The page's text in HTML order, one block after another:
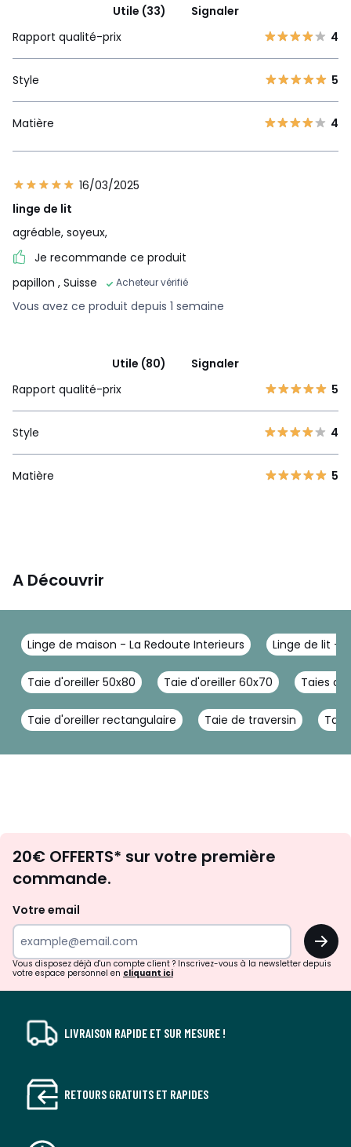
Utile (33)
Signaler
Rapport qualité-prix
4
Style 5
Matière 4
16/03/2025
linge de lit
agréable, soyeux,
Je recommande ce produit
papillon , Suisse Acheteur vérifié
Vous avez ce produit depuis 1 semaine
Utile (80)
Signaler
Rapport qualité-prix
5
Style 4
Matière 5
A Découvrir
Linge de maison - La Redoute Interieurs Linge de lit -
Taie d'oreiller 50x80 Taie d'oreiller 60x70 Taies
Taie d'oreiller rectangulaire Taie de traversin
d'inspirations
surprises?
20€ OFFERTS* sur votre première
commande.
Votre email
OK
Vous disposez déjà d'un compte client ? Inscrivez-vous à la newsletter depuis
votre espace personnel en cliquant ici
LIVRAISON RAPIDE ET SUR MESURE !
RETOURS GRATUITS ET RAPIDES